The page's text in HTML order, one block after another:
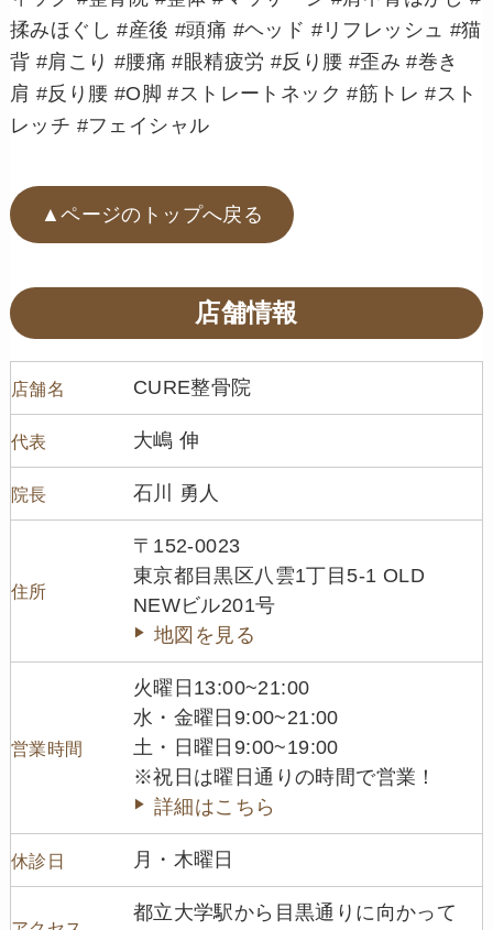
揉みほぐし #産後 #頭痛 #ヘッド #リフレッシュ #猫
背 #肩こり #腰痛 #眼精疲労 #反り腰 #歪み #巻き
肩 #反り腰 #O脚 #ストレートネック #筋トレ #スト
レッチ #フェイシャル
▲ページのトップへ戻る
店舗情報
店舗名 CURE整骨院
代表 大嶋 伸
院長 石川 勇人
住所
〒152-0023
東京都目黒区八雲1丁目5-1 OLD
NEWビル201号
地図を見る
営業時間
火曜日13:00~21:00
水・金曜日9:00~21:00
土・日曜日9:00~19:00
※祝日は曜日通りの時間で営業！
詳細はこちら
休診日 月・木曜日
都立大学駅から目黒通りに向かって